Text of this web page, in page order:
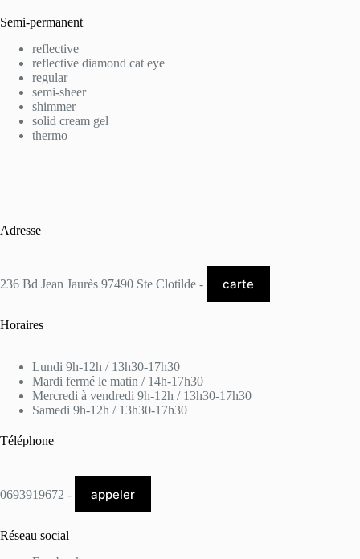
Semi-permanent
reflective
reflective diamond cat eye
regular
semi-sheer
shimmer
solid cream gel
thermo
Adresse
236 Bd Jean Jaurès 97490 Ste Clotilde - carte
Horaires
Lundi 9h-12h / 13h30-17h30
Mardi fermé le matin / 14h-17h30
Mercredi à vendredi 9h-12h / 13h30-17h30
Samedi 9h-12h / 13h30-17h30
Téléphone
0693919672 - appeler
Réseau social